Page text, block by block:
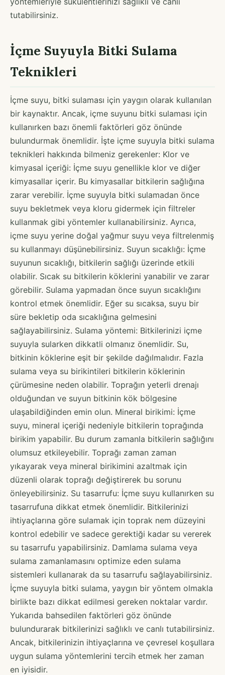
tutabilirsiniz.
İçme Suyuyla Bitki Sulama
Teknikleri
İçme suyu, bitki sulaması için yaygın olarak kullanılan
bir kaynaktır. Ancak, içme suyunu bitki sulaması için
kullanırken bazı önemli faktörleri göz önünde
bulundurmak önemlidir. İşte içme suyuyla bitki sulama
teknikleri hakkında bilmeniz gerekenler: Klor ve
kimyasal içeriği: İçme suyu genellikle klor ve diğer
kimyasallar içerir. Bu kimyasallar bitkilerin sağlığına
zarar verebilir. İçme suyuyla bitki sulamadan önce
suyu bekletmek veya kloru gidermek için filtreler
kullanmak gibi yöntemler kullanabilirsiniz. Ayrıca,
içme suyu yerine doğal yağmur suyu veya filtrelenmiş
su kullanmayı düşünebilirsiniz. Suyun sıcaklığı: İçme
suyunun sıcaklığı, bitkilerin sağlığı üzerinde etkili
olabilir. Sıcak su bitkilerin köklerini yanabilir ve zarar
görebilir. Sulama yapmadan önce suyun sıcaklığını
kontrol etmek önemlidir. Eğer su sıcaksa, suyu bir
süre bekletip oda sıcaklığına gelmesini
sağlayabilirsiniz. Sulama yöntemi: Bitkilerinizi içme
suyuyla sularken dikkatli olmanız önemlidir. Su,
bitkinin köklerine eşit bir şekilde dağılmalıdır. Fazla
sulama veya su birikintileri bitkilerin köklerinin
çürümesine neden olabilir. Toprağın yeterli drenajı
olduğundan ve suyun bitkinin kök bölgesine
ulaşabildiğinden emin olun. Mineral birikimi: İçme
suyu, mineral içeriği nedeniyle bitkilerin toprağında
birikim yapabilir. Bu durum zamanla bitkilerin sağlığını
olumsuz etkileyebilir. Toprağı zaman zaman
yıkayarak veya mineral birikimini azaltmak için
düzenli olarak toprağı değiştirerek bu sorunu
önleyebilirsiniz. Su tasarrufu: İçme suyu kullanırken su
tasarrufuna dikkat etmek önemlidir. Bitkilerinizi
ihtiyaçlarına göre sulamak için toprak nem düzeyini
kontrol edebilir ve sadece gerektiği kadar su vererek
su tasarrufu yapabilirsiniz. Damlama sulama veya
sulama zamanlamasını optimize eden sulama
sistemleri kullanarak da su tasarrufu sağlayabilirsiniz.
İçme suyuyla bitki sulama, yaygın bir yöntem olmakla
birlikte bazı dikkat edilmesi gereken noktalar vardır.
Yukarıda bahsedilen faktörleri göz önünde
bulundurarak bitkilerinizi sağlıklı ve canlı tutabilirsiniz.
Ancak, bitkilerinizin ihtiyaçlarına ve çevresel koşullara
uygun sulama yöntemlerini tercih etmek her zaman
en iyisidir.